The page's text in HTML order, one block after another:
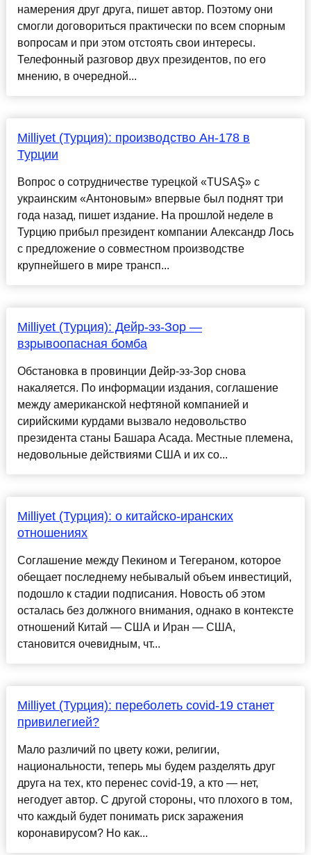
намерения друг друга, пишет автор. Поэтому они
смогли договориться практически по всем спорным
вопросам и при этом отстоять свои интересы.
Телефонный разговор двух президентов, по его
мнению, в очередной...
Milliyet (Турция): производство Ан-178 в
Турции
Вопрос о сотрудничестве турецкой «TUSAŞ» с
украинским «Антоновым» впервые был поднят три
года назад, пишет издание. На прошлой неделе в
Турцию прибыл президент компании Александр Лось
с предложение о совместном производстве
крупнейшего в мире трансп...
Milliyet (Турция): Дейр-эз-Зор —
взрывоопасная бомба
Обстановка в провинции Дейр-эз-Зор снова
накаляется. По информации издания, соглашение
между американской нефтяной компанией и
сирийскими курдами вызвало недовольство
президента станы Башара Асада. Местные племена,
недовольные действиями США и их со...
Milliyet (Турция): о китайско-иранских
отношениях
Соглашение между Пекином и Тегераном, которое
обещает последнему небывалый объем инвестиций,
подошло к стадии подписания. Новость об этом
осталась без должного внимания, однако в контексте
отношений Китай — США и Иран — США,
становится очевидным, чт...
Milliyet (Турция): переболеть covid-19 станет
привилегией?
Мало различий по цвету кожи, религии,
национальности, теперь мы будем разделять друг
друга на тех, кто перенес covid-19, а кто — нет,
негодует автор. С другой стороны, что плохого в том,
что каждый будет понимать риск заражения
коронавирусом? Но как...